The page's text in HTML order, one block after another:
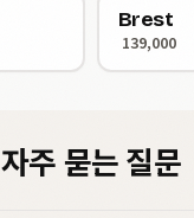
Brest
139,000
자주 묻는 질문